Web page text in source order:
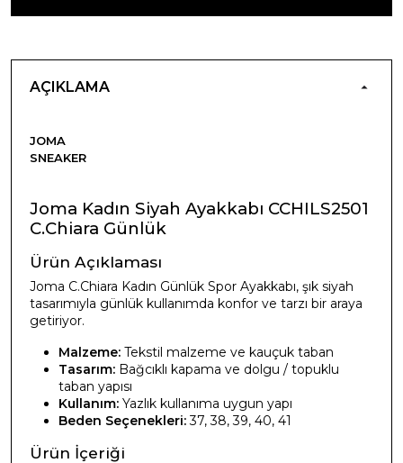
AÇIKLAMA
JOMA
SNEAKER
Joma Kadın Siyah Ayakkabı CCHILS2501
C.Chiara Günlük
Ürün Açıklaması
Joma C.Chiara Kadın Günlük Spor Ayakkabı, şık siyah
tasarımıyla günlük kullanımda konfor ve tarzı bir araya
getiriyor.
Malzeme: Tekstil malzeme ve kauçuk taban
Tasarım: Bağcıklı kapama ve dolgu / topuklu
taban yapısı
Kullanım: Yazlık kullanıma uygun yapı
Beden Seçenekleri:37, 38, 39, 40, 41
Ürün İçeriği